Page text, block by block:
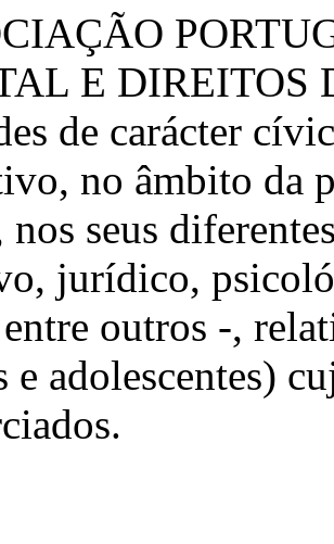
E DIREITOS
de carácter
no âmbito da
nos seus
jurídico,
outros -,
e adolescentes)